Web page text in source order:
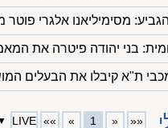
מסימיליאנו אלגרי פוטר
בני יהודה פיטרה את
ת"א קיבלו את הבעלים
««
«
1
»
»»
LIVE